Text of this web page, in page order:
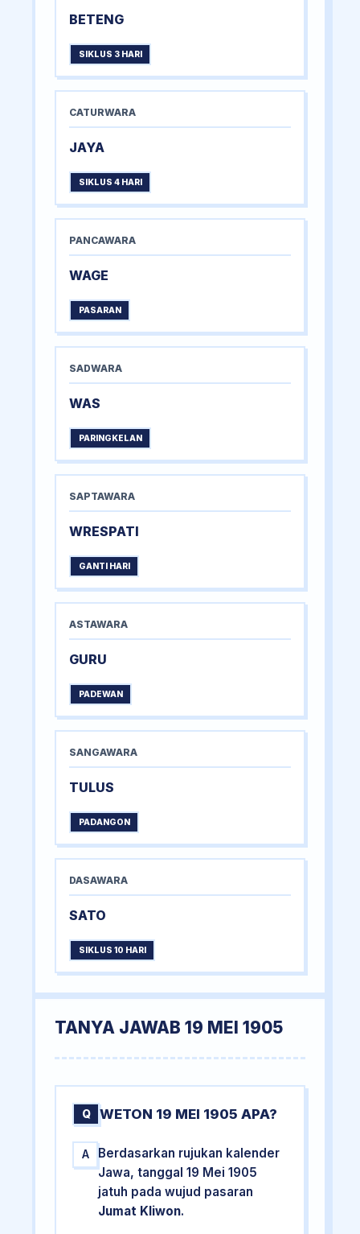
BETENG
SIKLUS 3 HARI
CATURWARA
JAYA
SIKLUS 4 HARI
PANCAWARA
WAGE
PASARAN
SADWARA
WAS
PARINGKELAN
SAPTAWARA
WRESPATI
GANTI HARI
ASTAWARA
GURU
PADEWAN
SANGAWARA
TULUS
PADANGON
DASAWARA
SATO
SIKLUS 10 HARI
TANYA JAWAB 19 MEI 1905
Q WETON 19 MEI 1905 APA?
A
Berdasarkan rujukan kalender
Jawa, tanggal 19 Mei 1905
jatuh pada wujud pasaran
Jumat Kliwon.